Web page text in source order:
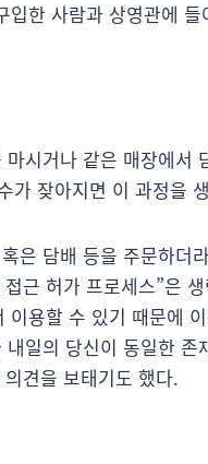
한 사람과 상영관에
시거나 같은 매장에서
잦아지면 이 과정을
은 담배 등을 주문하더
근 허가 프로세스”은
용할 수 있기 때문에
일의 당신이 동일한
견을 보태기도 했다.